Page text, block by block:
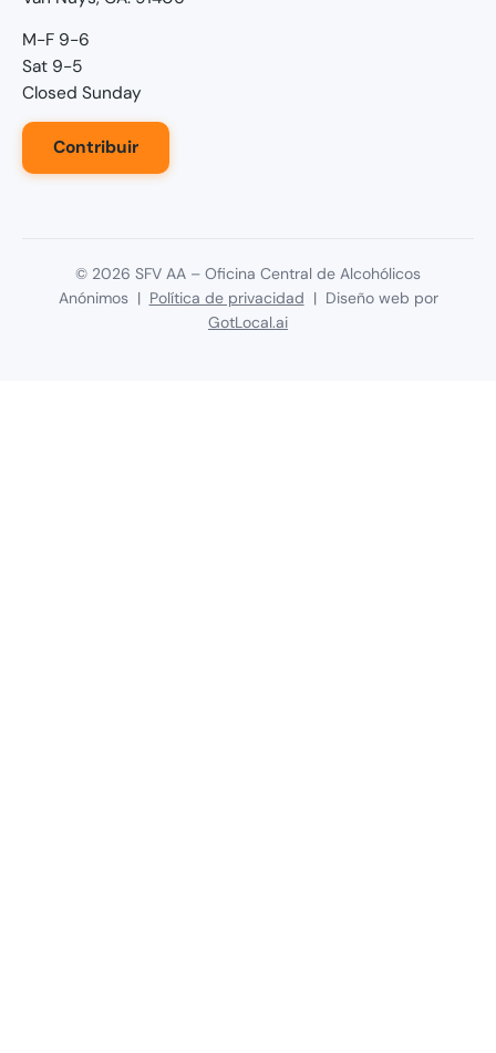
M-F 9-6
Sat 9-5
Closed Sunday
Contribuir
© 2026 SFV AA – Oficina Central de Alcohólicos
Anónimos | Política de privacidad | Diseño web por
GotLocal.ai